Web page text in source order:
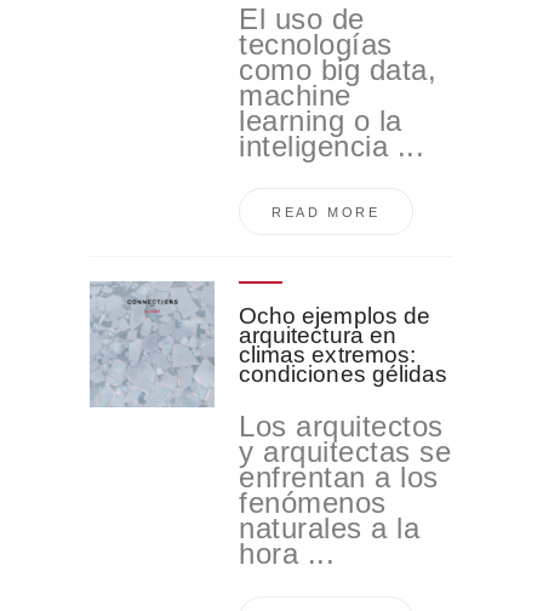
El uso de
tecnologías
como big data,
machine
learning o la
inteligencia ...
READ MORE
Ocho ejemplos de
arquitectura en
climas extremos:
condiciones gélidas
Los arquitectos
y arquitectas se
enfrentan a los
fenómenos
naturales a la
hora ...